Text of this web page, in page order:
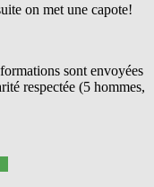
on met une capote!
sont envoyées
respectée (5 hommes,